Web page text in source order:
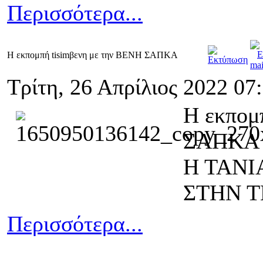
Περισσότερα...
Η εκπομπή tisimβενη με την ΒΕΝΗ ΣΑΠΚΑ
Τρίτη, 26 Απρίλιος 2022
Η
ΣΑΠΚΑ
Η
ΣΤΗΝ
Περισσότερα...